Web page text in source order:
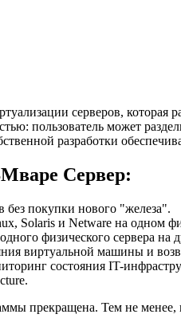
серверов, которая
пользователь может
разработки
Сервер:
без покупки нового "железа".
Solaris и Netware на одном
физического сервера на
виртуальной машины и
состояния IT-
прекращена. Тем не